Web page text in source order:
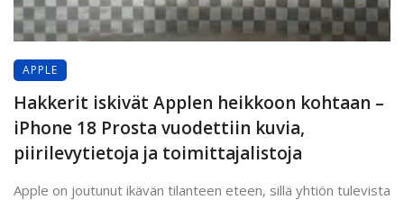
APPLE
Hakkerit iskivät Applen heikkoon kohtaan –
iPhone 18 Prosta vuodettiin kuvia,
piirilevytietoja ja toimittajalistoja
Apple on joutunut ikävän tilanteen eteen, sillä yhtiön tulevista